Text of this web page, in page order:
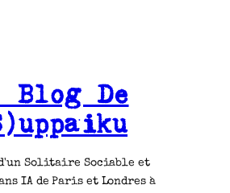
Blog De
Solitaire Sociable et
IA de Paris et Londres à